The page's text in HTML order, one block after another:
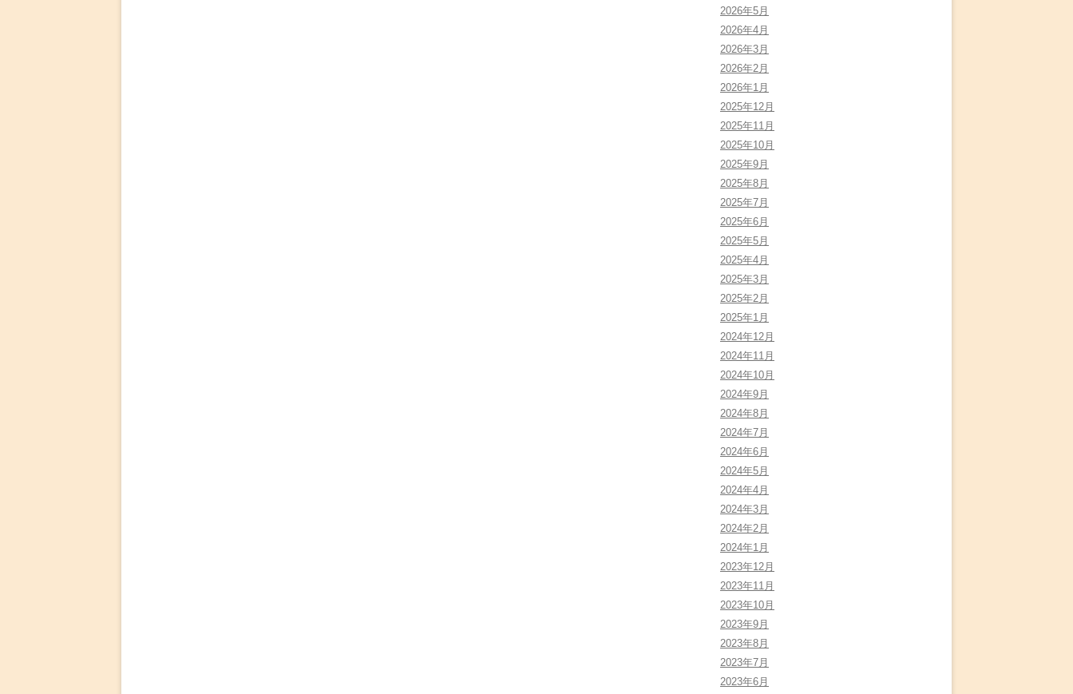
2026年5月
2026年4月
2026年3月
2026年2月
2026年1月
2025年12月
2025年11月
2025年10月
2025年9月
2025年8月
2025年7月
2025年6月
2025年5月
2025年4月
2025年3月
2025年2月
2025年1月
2024年12月
2024年11月
2024年10月
2024年9月
2024年8月
2024年7月
2024年6月
2024年5月
2024年4月
2024年3月
2024年2月
2024年1月
2023年12月
2023年11月
2023年10月
2023年9月
2023年8月
2023年7月
2023年6月